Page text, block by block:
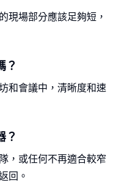
現場部分應該足夠短，
？
和會議中，清晰度和速
？
，或任何不再適合較窄
回。